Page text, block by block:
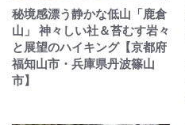
秘境感漂う静かな低山「鹿倉
山」 神々しい社＆苔むす岩々
と展望のハイキング【京都府
福知山市・兵庫県丹波篠山
市】